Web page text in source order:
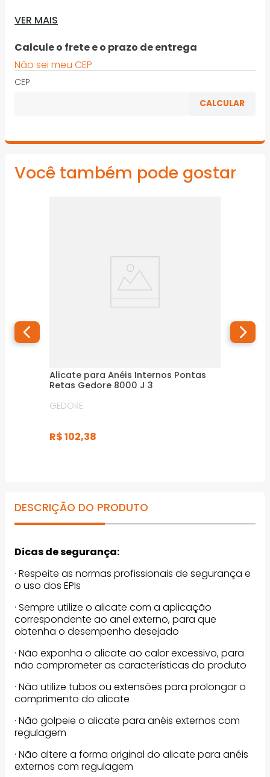
ajuste da abertura. Alicate com pontas curvas 30º ou
Benzing
*Imagens meramente ilustrativas
VER MAIS
Calcule o frete e o prazo de entrega
Não sei meu CEP
CEP
Você também pode gostar
Alicate para Anéis Internos Pontas
Retas Gedore 8000 J 3
GEDORE
R$102,38
DESCRIÇÃO DO PRODUTO
Dicas de segurança:
· Respeite as normas profissionais de segurança e
o uso dos EPIs
· Sempre utilize o alicate com a aplicação
correspondente ao anel externo, para que
obtenha o desempenho desejado
· Não exponha o alicate ao calor excessivo, para
não comprometer as características do produto
· Não utilize tubos ou extensões para prolongar o
comprimento do alicate
· Não golpeie o alicate para anéis externos com
regulagem
· Não altere a forma original do alicate para anéis
externos com regulagem